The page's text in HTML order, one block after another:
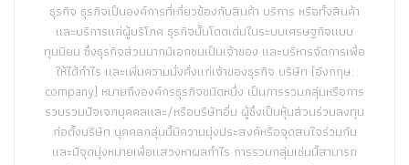
ธุรกิจ ธุรกิจเป็นองค์การที่เกี่ยวข้องกับสินค้า บริการ หรือทั้งสินค้า
และบริการแก่ผู้บริโภค ธุรกิจนั้นโดดเด่นในระบบเศรษฐกิจแบบ
ทุนนิยม ซึ่งธุรกิจส่วนมากมีเอกชนเป็นเจ้าของ และบริหารจัดการเพื่อ
ให้ได้กำไร และเพิ่มความมั่งคั่งแก่เจ้าของธุรกิจ บริษัท (อังกฤษ:
company) หมายถึงองค์กรธุรกิจชนิดหนึ่ง เป็นการรวมกลุ่มหรือการ
รวบรวมปัจเจกบุคคลและ/หรือบริษัทอื่น ผู้ซึ่งเป็นหุ้นส่วนร่วมลงทุน
ก่อตั้งบริษัท บุคคลกลุ่มนี้มีความมุ่งประสงค์หรือจุดสนใจร่วมกัน
และมีจุดมุ่งหมายเพื่อแสวงหาผลกำไร การรวมกลุ่มเช่นนี้สามารถ